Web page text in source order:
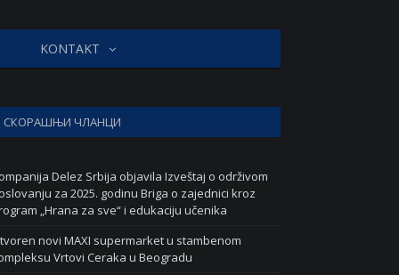
KONTAKT
СКОРАШЊИ ЧЛАНЦИ
Delez Srbija objavila Izveštaj o održivom
za 2025. godinu Briga o zajednici kroz
„Hrana za sve“ i edukaciju učenika
novi MAXI supermarket u stambenom
Vrtovi Ceraka u Beogradu